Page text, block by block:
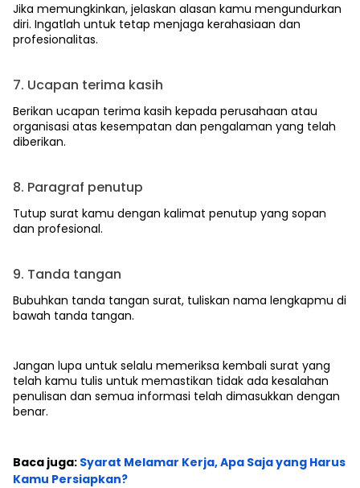
Jika memungkinkan, jelaskan alasan kamu mengundurkan
diri. Ingatlah untuk tetap menjaga kerahasiaan dan
profesionalitas.
7. Ucapan terima kasih
Berikan ucapan terima kasih kepada perusahaan atau
organisasi atas kesempatan dan pengalaman yang telah
diberikan.
8. Paragraf penutup
Tutup surat kamu dengan kalimat penutup yang sopan
dan profesional.
9. Tanda tangan
Bubuhkan tanda tangan surat, tuliskan nama lengkapmu di
bawah tanda tangan.
Jangan lupa untuk selalu memeriksa kembali surat yang
telah kamu tulis untuk memastikan tidak ada kesalahan
penulisan dan semua informasi telah dimasukkan dengan
benar.
Baca juga: Syarat Melamar Kerja, Apa Saja yang Harus
Kamu Persiapkan?